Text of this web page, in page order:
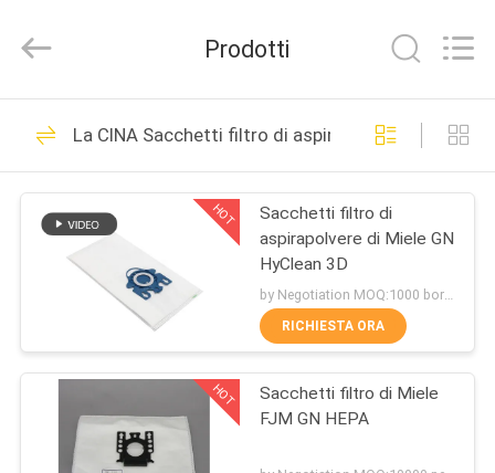
CASA
PRODOTTI
CIRCA
GIRO
FABBRICA
Developed
Sacchetti filtro di
VCA
101
Sacchetti filtro di
aspirapolvere
88
Prodotti
La CINA Sacchetti filtro di aspirapolvere
HOT
Sacchetti filtro di
aspirapolvere di Miele GN
HyClean 3D
by Negotiation MOQ:1000 borsa/borse
RICHIESTA ORA
HOT
Sacchetti filtro di Miele
FJM GN HEPA